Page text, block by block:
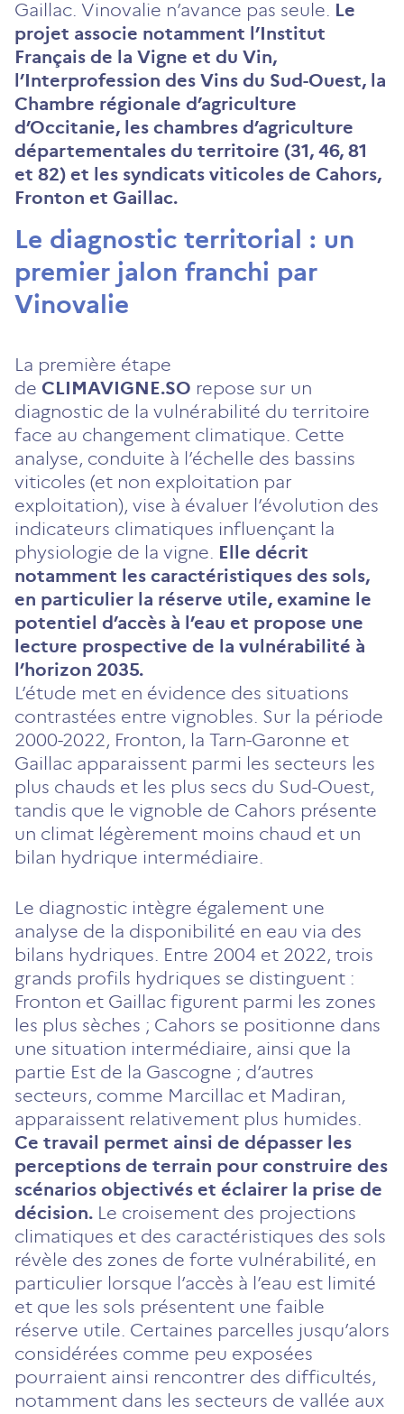
Gaillac. Vinovalie n’avance pas seule. Le
projet associe notamment l’Institut
Français de la Vigne et du Vin,
l’Interprofession des Vins du Sud-Ouest, la
Chambre régionale d’agriculture
d’Occitanie, les chambres d’agriculture
départementales du territoire (31, 46, 81
et 82) et les syndicats viticoles de Cahors,
Fronton et Gaillac.
Le diagnostic territorial : un
premier jalon franchi par
Vinovalie
La première étape
de CLIMAVIGNE.SO repose sur un
diagnostic de la vulnérabilité du territoire
face au changement climatique. Cette
analyse, conduite à l’échelle des bassins
viticoles (et non exploitation par
exploitation), vise à évaluer l’évolution des
indicateurs climatiques influençant la
physiologie de la vigne. Elle décrit
notamment les caractéristiques des sols,
en particulier la réserve utile, examine le
potentiel d’accès à l’eau et propose une
lecture prospective de la vulnérabilité à
l’horizon 2035.
L’étude met en évidence des situations
contrastées entre vignobles. Sur la période
2000-2022, Fronton, la Tarn-Garonne et
Gaillac apparaissent parmi les secteurs les
plus chauds et les plus secs du Sud-Ouest,
tandis que le vignoble de Cahors présente
un climat légèrement moins chaud et un
bilan hydrique intermédiaire.
Le diagnostic intègre également une
analyse de la disponibilité en eau via des
bilans hydriques. Entre 2004 et 2022, trois
grands profils hydriques se distinguent :
Fronton et Gaillac figurent parmi les zones
les plus sèches ; Cahors se positionne dans
une situation intermédiaire, ainsi que la
partie Est de la Gascogne ; d’autres
secteurs, comme Marcillac et Madiran,
apparaissent relativement plus humides.
Ce travail permet ainsi de dépasser les
perceptions de terrain pour construire des
scénarios objectivés et éclairer la prise de
décision. Le croisement des projections
climatiques et des caractéristiques des sols
révèle des zones de forte vulnérabilité, en
particulier lorsque l’accès à l’eau est limité
et que les sols présentent une faible
réserve utile. Certaines parcelles jusqu’alors
considérées comme peu exposées
pourraient ainsi rencontrer des difficultés,
notamment dans les secteurs de vallée aux